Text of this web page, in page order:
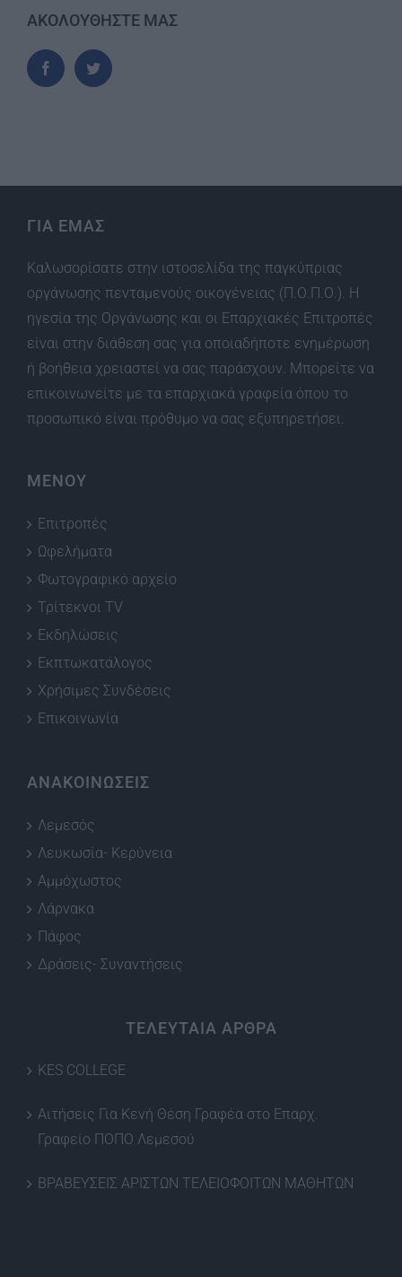
ΑΚΟΛΟΥΘΗΣΤΕ ΜΑΣ
ΓΙΑ ΕΜΑΣ
Καλωσορίσατε στην ιστοσελίδα της παγκύπριας
οργάνωσης πενταμενούς οικογένειας (Π.Ο.Π.Ο.). Η
ηγεσία της Οργάνωσης και οι Επαρχιακές Επιτροπές
είναι στην διάθεση σας για οποιαδήποτε ενημέρωση
ή βοήθεια χρειαστεί να σας παράσχουν. Μπορείτε να
επικοινωνείτε με τα επαρχιακά γραφεία όπου το
προσωπικό είναι πρόθυμο να σας εξυπηρετήσει.
ΜΕΝΟΥ
Επιτροπές
Ωφελήματα
Φωτογραφικό αρχείο
Τρίτεκνοι TV
Εκδηλώσεις
Εκπτωκατάλογος
Χρήσιμες Συνδέσεις
Επικοινωνία
ΑΝΑΚΟΙΝΩΣΕΙΣ
Λεμεσός
Λευκωσία- Κερύνεια
Αμμόχωστος
Λάρνακα
Πάφος
Δράσεις- Συναντήσεις
ΤΕΛΕΥΤΑΙΑ ΑΡΘΡΑ
KES COLLEGE
Αιτήσεις Για Κενή Θέση Γραφέα στο Επαρχ.
Γραφείο ΠΟΠΟ Λεμεσού
ΒΡΑΒΕΥΣΕΙΣ ΑΡΙΣΤΩΝ ΤΕΛΕΙΟΦΟΙΤΩΝ ΜΑΘΗΤΩΝ